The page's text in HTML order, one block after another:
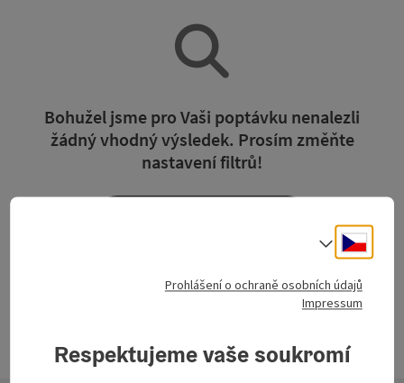
Bohužel jsme pro Vaši poptávku nenalezli
žádný vhodný výsledek. Prosím změňte
nastavení filtrů!
Cesky
Volba
Prohlášení o ochraně osobních údajů
Impressum
Respektujeme vaše soukromí